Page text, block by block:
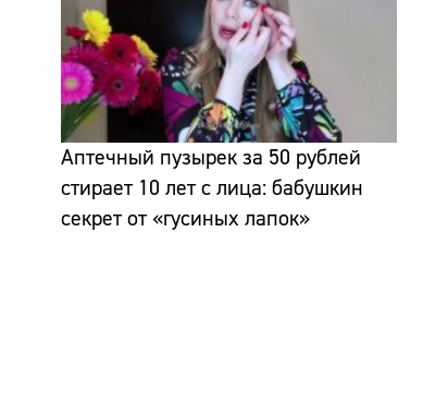
Аптечный пузырек за 50 рублей
стирает 10 лет с лица: бабушкин
секрет от «гусиных лапок»